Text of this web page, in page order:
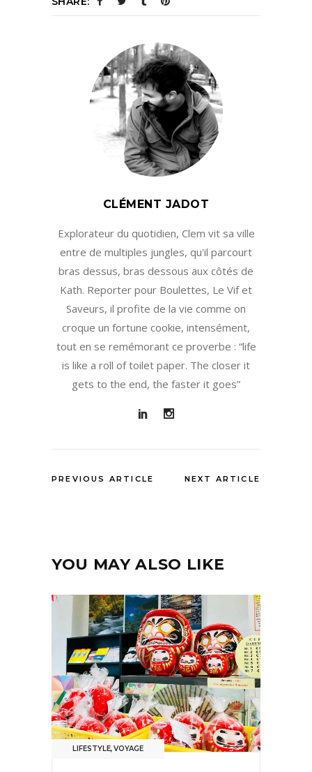
CLÉMENT JADOT
Explorateur du quotidien, Clem vit sa ville
entre de multiples jungles, qu'il parcourt
bras dessus, bras dessous aux côtés de
Kath. Reporter pour Boulettes, Le Vif et
Saveurs, il profite de la vie comme on
croque un fortune cookie, intensément,
tout en se remémorant ce proverbe : “life
is like a roll of toilet paper. The closer it
gets to the end, the faster it goes”
PREVIOUS ARTICLE NEXT ARTICLE
YOU MAY ALSO LIKE
LIFESTYLE,VOYAGE